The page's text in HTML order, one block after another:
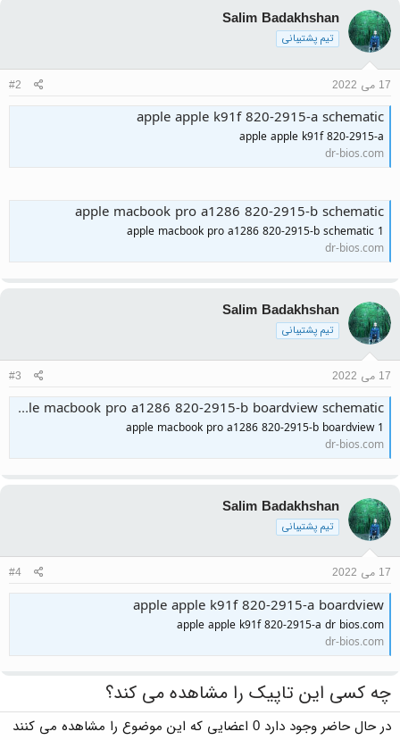
Salim Badakhshan
تیم پشتیبانی
17 می 2022 #2
apple apple k91f 820-2915-a schematic
apple apple k91f 820-2915-a
dr-bios.com
apple macbook pro a1286 820-2915-b schematic
apple macbook pro a1286 820-2915-b schematic 1
dr-bios.com
Salim Badakhshan
تیم پشتیبانی
17 می 2022 #3
apple macbook pro a1286 820-2915-b boardview schematic
apple macbook pro a1286 820-2915-b boardview 1
dr-bios.com
Salim Badakhshan
تیم پشتیبانی
17 می 2022 #4
apple apple k91f 820-2915-a boardview
apple apple k91f 820-2915-a dr bios.com
dr-bios.com
چه کسی این تاپیک را مشاهده می کند؟
در حال حاضر وجود دارد 0 اعضایی که این موضوع را مشاهده می کنند